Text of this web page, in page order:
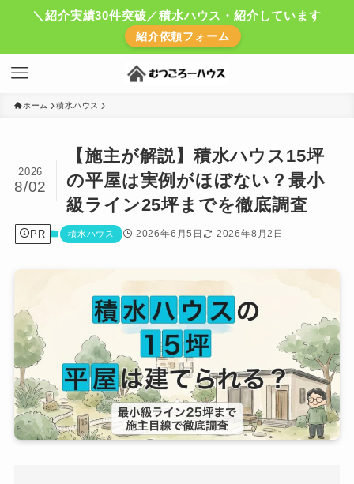
＼紹介実績30件突破／積水ハウス・紹介しています
紹介依頼フォーム
ホーム 積水ハウス
【施主が解説】積水ハウス15坪
の平屋は実例がほぼない？最小
級ライン25坪までを徹底調査
2026
8/02
PR 積水ハウス 2026年6月5日 2026年8月2日